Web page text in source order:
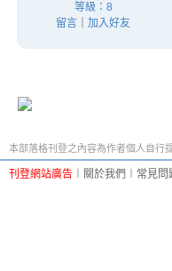
等級：8
留言
加入好友
本部落格刊登之內容為作者個人自行
刊登網站廣告 關於我們 常見問